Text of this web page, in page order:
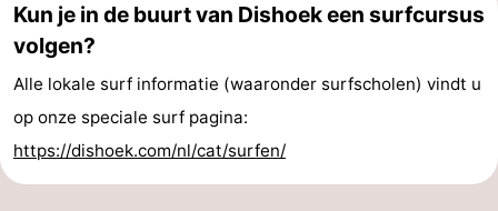
Monumenten
-
Uitkijkpunten
Attracties
-
Speeltuinen
-
Kun je in de buurt van Dishoek een surfcursus
volgen?
Alle lokale surf informatie (waaronder surfscholen) vindt u
op onze speciale surf pagina:
https://dishoek.com/nl/cat/surfen/